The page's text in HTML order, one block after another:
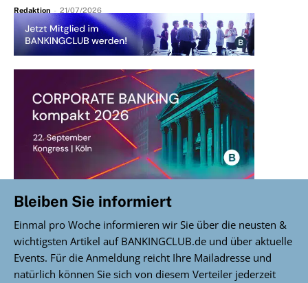
Redaktion - 21/07/2026
Bleiben Sie informiert
Einmal pro Woche informieren wir Sie über die neusten &
wichtigsten Artikel auf BANKINGCLUB.de und über aktuelle
Events. Für die Anmeldung reicht Ihre Mailadresse und
natürlich können Sie sich von diesem Verteiler jederzeit